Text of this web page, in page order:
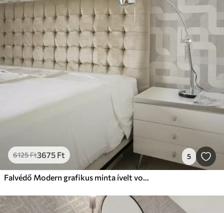
6125Ft3675 Ft 5
Falvédő Modern grafikus minta ívelt vonalakkal